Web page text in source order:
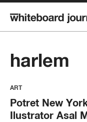
harlem
ART
Potret New
Ilustrator Asal